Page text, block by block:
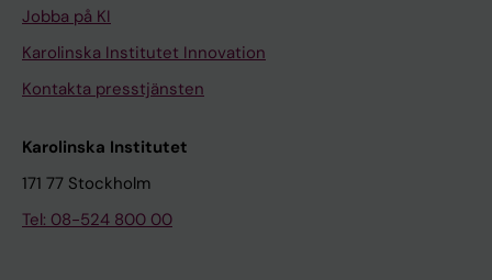
Jobba på KI
Karolinska Institutet Innovation
Kontakta presstjänsten
Karolinska Institutet
171 77 Stockholm
Tel: 08-524 800 00